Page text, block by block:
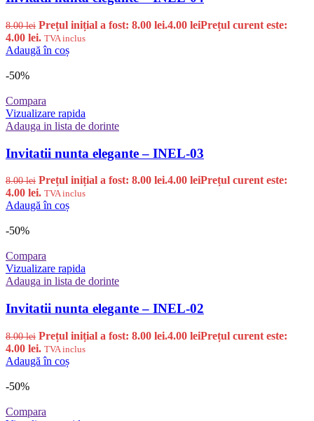
8.00lei Prețul inițial a fost: 8.00 lei.4.00 leiPrețul curent este:
4.00 lei. TVA inclus
Adaugă în coș
-50%
Compara
Vizualizare rapida
Adauga in lista de dorinte
Invitatii nunta elegante – INEL-03
8.00lei Prețul inițial a fost: 8.00 lei.4.00 leiPrețul curent este:
4.00 lei. TVA inclus
Adaugă în coș
-50%
Compara
Vizualizare rapida
Adauga in lista de dorinte
Invitatii nunta elegante – INEL-02
8.00lei Prețul inițial a fost: 8.00 lei.4.00 leiPrețul curent este:
4.00 lei. TVA inclus
Adaugă în coș
-50%
Compara